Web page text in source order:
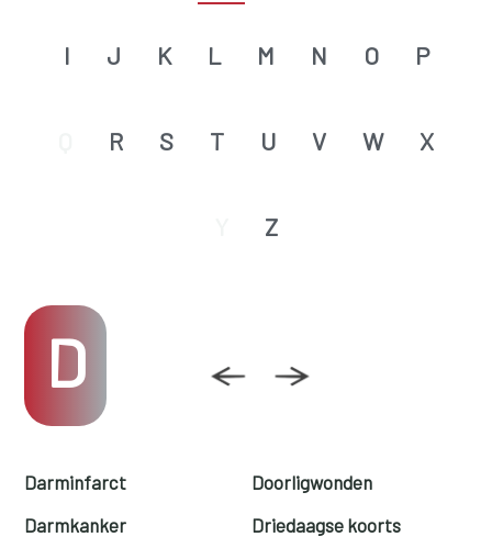
I J K L M N O P
R S T U V W X
Z
D
Darminfarct
Darmkanker
Doorligwonden
Driedaagse koorts